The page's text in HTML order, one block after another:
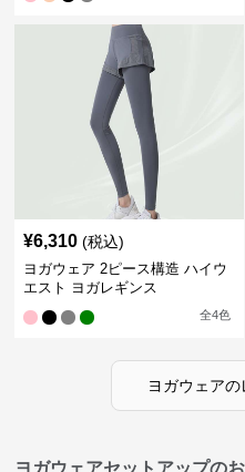
¥6,310 (税込)
ヨガウェア 2ピース構造 ハイウ
エスト ヨガレギンス
全4色
ヨガウェアの
ヨガウェアセットアップの